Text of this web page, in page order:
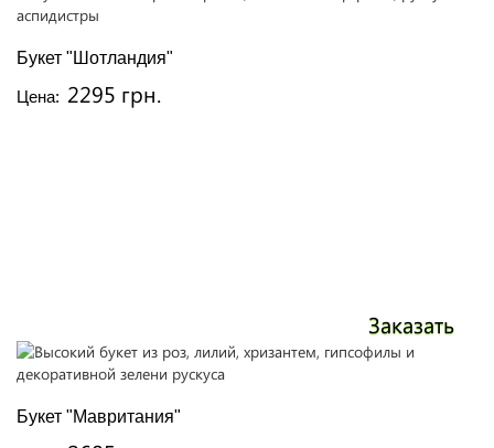
Букет "Шотландия"
Цена: 2295 грн.
Заказать
Букет "Мавритания"